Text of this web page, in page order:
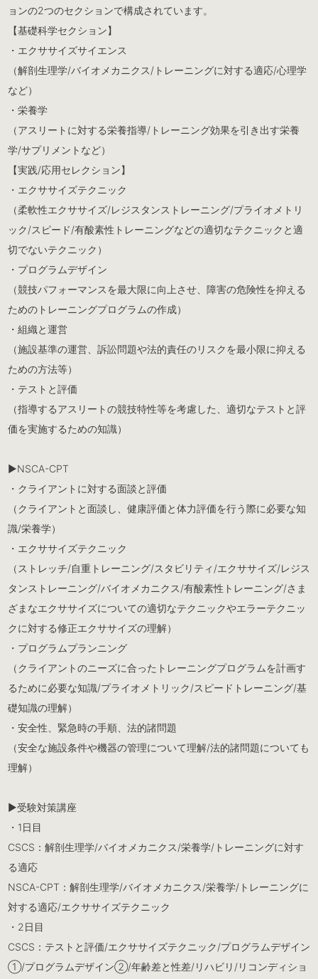
ョンの2つのセクションで構成されています。
【基礎科学セクション】
・エクササイズサイエンス
（解剖生理学/バイオメカニクス/トレーニングに対する適応/心理学
など）
・栄養学
（アスリートに対する栄養指導/トレーニング効果を引き出す栄養
学/サプリメントなど）
【実践/応用セレクション】
・エクササイズテクニック
（柔軟性エクササイズ/レジスタンストレーニング/プライオメトリ
ック/スピード/有酸素性トレーニングなどの適切なテクニックと適
切でないテクニック）
・プログラムデザイン
（競技パフォーマンスを最大限に向上させ、障害の危険性を抑える
ためのトレーニングプログラムの作成）
・組織と運営
（施設基準の運営、訴訟問題や法的責任のリスクを最小限に抑える
ための方法等）
・テストと評価
（指導するアスリートの競技特性等を考慮した、適切なテストと評
価を実施するための知識）
▶︎NSCA-CPT
・クライアントに対する面談と評価
（クライアントと面談し、健康評価と体力評価を行う際に必要な知
識/栄養学）
・エクササイズテクニック
（ストレッチ/自重トレーニング/スタビリティ/エクササイズ/レジス
タンストレーニング/バイオメカニクス/有酸素性トレーニング/さま
ざまなエクササイズについての適切なテクニックやエラーテクニッ
クに対する修正エクササイズの理解）
・プログラムプランニング
（クライアントのニーズに合ったトレーニングプログラムを計画す
るために必要な知識/プライオメトリック/スピードトレーニング/基
礎知識の理解）
・安全性、緊急時の手順、法的諸問題
（安全な施設条件や機器の管理について理解/法的諸問題についても
理解）
▶︎受験対策講座
・1日目
CSCS：解剖生理学/バイオメカニクス/栄養学/トレーニングに対す
る適応
NSCA-CPT：解剖生理学/バイオメカニクス/栄養学/トレーニングに
対する適応/エクササイズテクニック
・2日目
CSCS：テストと評価/エクササイズテクニック/プログラムデザイン
①/プログラムデザイン②/年齢差と性差/リハビリ/リコンディショ